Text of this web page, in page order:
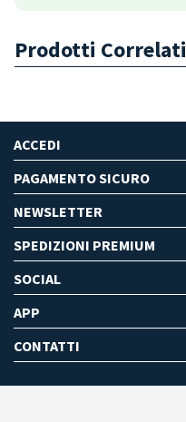
Prodotti Correlati
ACCEDI
PAGAMENTO SICURO
NEWSLETTER
SPEDIZIONI PREMIUM
SOCIAL
APP
CONTATTI